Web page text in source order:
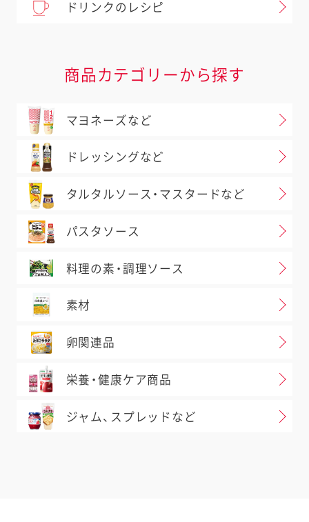
ドリンクのレシピ
商品カテゴリーから探す
マヨネーズなど
ドレッシングなど
タルタルソース・マスタードなど
パスタソース
料理の素・調理ソース
素材
卵関連品
栄養・健康ケア商品
ジャム、スプレッドなど